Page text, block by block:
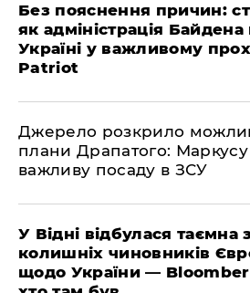
​Без пояснення причин:
як адміністрація
Україні у важливому
Patriot
​Джерело розкрило
плани Драпатого:
важливу посаду в ЗСУ
​У Відні відбулася таємна
колишніх чиновників
щодо України —